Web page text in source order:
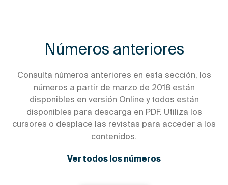
Números anteriores
Consulta números anteriores en esta sección, los
números a partir de marzo de 2018 están
disponibles en versión Online y todos están
disponibles para descarga en PDF. Utiliza los
cursores o desplace las revistas para acceder a los
contenidos.
Ver todos los números